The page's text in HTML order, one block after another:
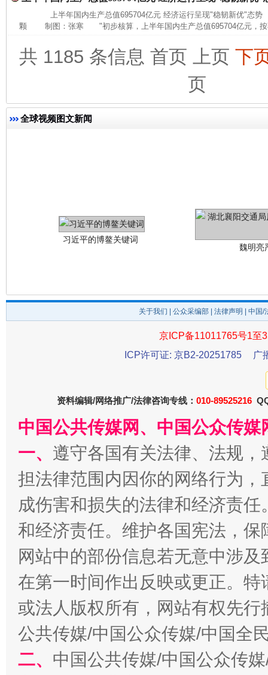
上半年国内生产总值695704亿元 经济运行呈现"稳韧新优"态
颗 制图：张寒 "初步核算，上半年国内生产总值695704亿元，按
共 1185 条信息 首页 上页 下
页
全球视频图文新闻
今
习近平的博鳌关键词
揭批美国五大"原罪" "炒
关于我们 公众采编部 法律声明 | 中国
京ICP备11011765号1至
ICP许可证: 京B2-20251785
广
资料编辑/网络推广/法律咨询专线： 010-89525216
中国公共传媒网、中国公众传
一、 遵守各国有关法律、法规
担法律范围内因你的网络行为
成伤害和损失的法律和经济责
和经济责任。维护各国宪法，
网站中的部份信息若无意中涉
在第一时间作出反映或更正。
或法人版权所有，网站有权先
公共传媒/中国公众传媒/中国全
二、 中国公共传媒/中国公众传